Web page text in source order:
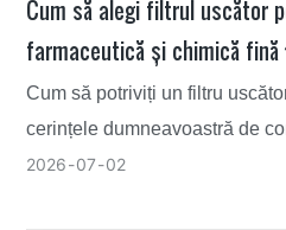
Cum să alegi filtrul uscător
farmaceutică și chimică fină
Cum să potriviți un filtru
cerințele dumneavoastră de
farmaceutică și chimică fină,
2026 07 02